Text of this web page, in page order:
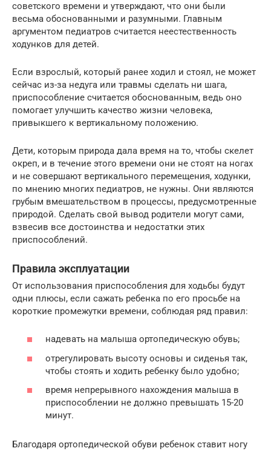
советского времени и утверждают, что они были
весьма обоснованными и разумными. Главным
аргументом педиатров считается неестественность
ходунков для детей.
Если взрослый, который ранее ходил и стоял, не может
сейчас из-за недуга или травмы сделать ни шага,
приспособление считается обоснованным, ведь оно
помогает улучшить качество жизни человека,
привыкшего к вертикальному положению.
Дети, которым природа дала время на то, чтобы скелет
окреп, и в течение этого времени они не стоят на ногах
и не совершают вертикального перемещения, ходунки,
по мнению многих педиатров, не нужны. Они являются
грубым вмешательством в процессы, предусмотренные
природой. Сделать свой вывод родители могут сами,
взвесив все достоинства и недостатки этих
приспособлений.
Правила эксплуатации
От использования приспособления для ходьбы будут
одни плюсы, если сажать ребенка по его просьбе на
короткие промежутки времени, соблюдая ряд правил:
надевать на малыша ортопедическую обувь;
отрегулировать высоту основы и сиденья так,
чтобы стоять и ходить ребенку было удобно;
время непрерывного нахождения малыша в
приспособлении не должно превышать 15-20
минут.
Благодаря ортопедической обуви ребенок ставит ногу